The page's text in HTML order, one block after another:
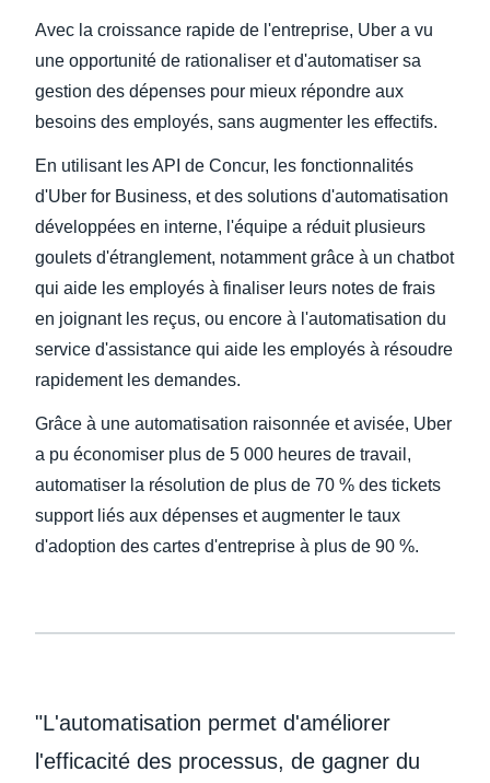
Avec la croissance rapide de l'entreprise, Uber a vu
une opportunité de rationaliser et d'automatiser sa
gestion des dépenses pour mieux répondre aux
besoins des employés, sans augmenter les effectifs.
En utilisant les API de Concur, les fonctionnalités
d'Uber for Business, et des solutions d'automatisation
développées en interne, l'équipe a réduit plusieurs
goulets d'étranglement, notamment grâce à un chatbot
qui aide les employés à finaliser leurs notes de frais
en joignant les reçus, ou encore à l'automatisation du
service d'assistance qui aide les employés à résoudre
rapidement les demandes.
Grâce à une automatisation raisonnée et avisée, Uber
a pu économiser plus de 5 000 heures de travail,
automatiser la résolution de plus de 70 % des tickets
support liés aux dépenses et augmenter le taux
d'adoption des cartes d'entreprise à plus de 90 %.
"L'automatisation permet d'améliorer
l'efficacité des processus, de gagner du